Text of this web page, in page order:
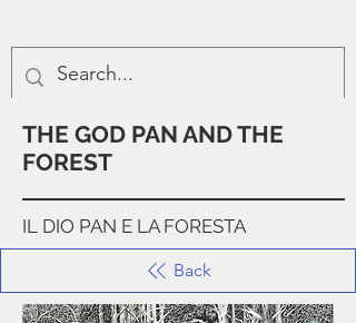
THE GOD PAN AND THE
FOREST
IL DIO PAN E LA FORESTA
Back